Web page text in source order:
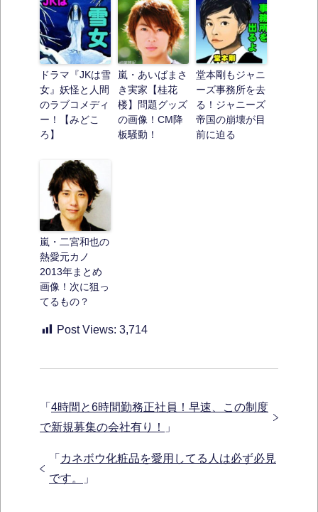
ドラマ『JKは雪
女』妖怪と人間
のラブコメディ
ー！【みどこ
ろ】
嵐・あいばまさ
き実家【桂花
楼】問題グッズ
の画像！CM降
板騒動！
堂本剛もジャニ
ーズ事務所を去
る！ジャニーズ
帝国の崩壊が目
前に迫る
嵐・二宮和也の
熱愛元カノ
2013年まとめ
画像！次に狙っ
てるもの？
Post Views: 3,714
「 4時間と6時間勤務正社員！早速、この制度
で新規募集の会社有り！
」
「 カネボウ化粧品を愛用してる人は必ず必見
です。
」